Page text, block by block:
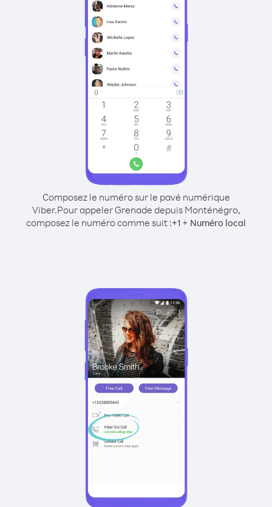
Composez le numéro sur le pavé numérique
Viber.Pour appeler Grenade depuis Monténégro,
composez le numéro comme suit :+1 + Numéro local